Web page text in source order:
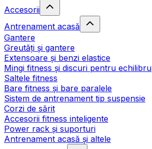
Accesorii
Antrenament acasă
Gantere
Greutăți și gantere
Extensoare și benzi elastice
Mingi fitness și discuri pentru echilibru
Saltele fitness
Bare fitness și bare paralele
Sistem de antrenament tip suspensie
Corzi de sărit
Accesorii fitness inteligente
Power rack și suporturi
Antrenament acasă și altele